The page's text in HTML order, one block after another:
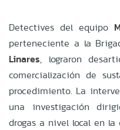
Detectives del equipo
perteneciente a la
Linares, lograron
comercialización de
procedimiento. La
una investigación
drogas a nivel local en la